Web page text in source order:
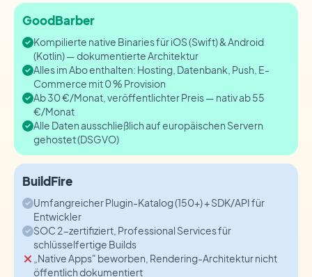
GoodBarber
Kompilierte native Binaries für iOS (Swift) & Android
(Kotlin) — dokumentierte Architektur
Alles im Abo enthalten: Hosting, Datenbank, Push, E-
Commerce mit 0 % Provision
Ab 30 €/Monat, veröffentlichter Preis — nativ ab 55
€/Monat
Alle Daten ausschließlich auf europäischen Servern
gehostet (DSGVO)
BuildFire
Umfangreicher Plugin-Katalog (150+) + SDK/API für
Entwickler
SOC 2-zertifiziert, Professional Services für
schlüsselfertige Builds
„Native Apps" beworben, Rendering-Architektur nicht
öffentlich dokumentiert